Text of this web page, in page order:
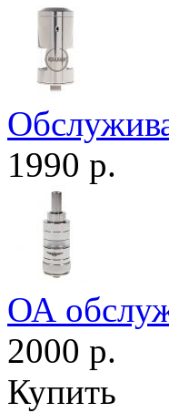
1990 р.
ОА
2000 р.
Купить